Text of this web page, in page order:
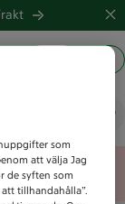
som
att välja Jag
de syften som
tillhandahålla”.